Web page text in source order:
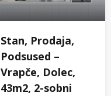
Stan, Prodaja,
Podsused –
Vrapče, Dolec,
43m2, 2-sobni